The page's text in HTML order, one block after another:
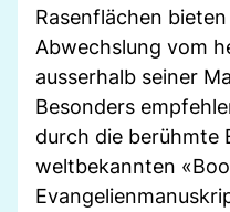
Rasenflächen
Abwechslung vom
ausserhalb seiner
Besonders
durch die berühmte
weltbekannten